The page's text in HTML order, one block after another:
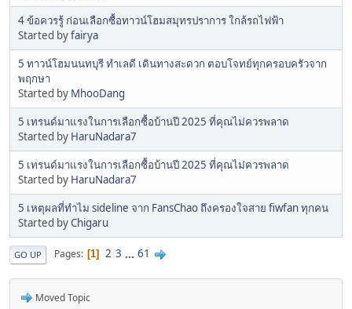
4 ข้อควรรู้ ก่อนเลือกซื้อทาวน์โฮมสมุทรปราการ ใกล้รถไฟฟ้า
Started byfairya
5 ทาวน์โฮมนนทบุรี ทำเลดี เดินทางสะดวก ตอบโจทย์ทุกครอบครัวจาก
พฤกษา
Started by MhooDang
5 เทรนด์มาแรงในการเลือกซื้อบ้านปี 2025 ที่คุณไม่ควรพลาด
Started by HaruNadara7
5 เทรนด์มาแรงในการเลือกซื้อบ้านปี 2025 ที่คุณไม่ควรพลาด
Started by HaruNadara7
5 เหตุผลที่ทำไม sideline จาก FansChao ถึงครองใจสาย fiwfan ทุกคน
Started byChigaru
GO UP Pages 1 2 3 ... 61
Moved Topic